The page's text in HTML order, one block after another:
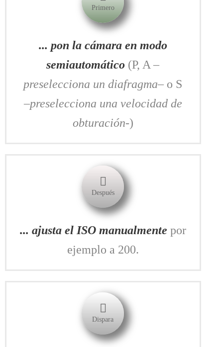
Primero
... pon la cámara en modo
semiautomático (P, A –
preselecciona un diafragma– o S
–preselecciona una velocidad de
obturación-)
Después
... ajusta el ISO manualmente por
ejemplo a 200.
Dispara